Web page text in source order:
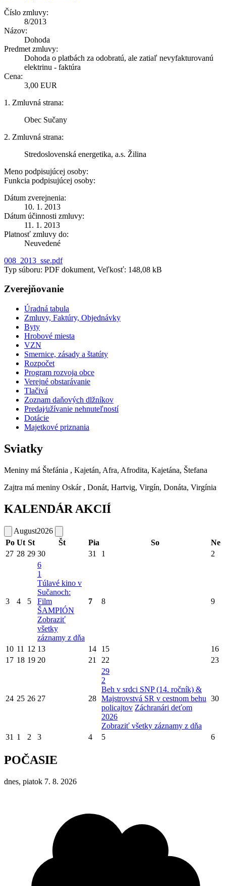
Číslo zmluvy:
8/2013
Názov:
Dohoda
Predmet zmluvy:
Dohoda o platbách za odobratú, ale zatiaľ nevyfakturovanú
elektrinu - faktúra
Cena:
3,00 EUR
1. Zmluvná strana:
Obec Sučany
2. Zmluvná strana:
Stredoslovenská energetika, a.s. Žilina
Meno podpisujúcej osoby:
Funkcia podpisujúcej osoby:
Dátum zverejnenia:
10. 1. 2013
Dátum účinnosti zmluvy:
11. 1. 2013
Platnosť zmluvy do:
Neuvedené
008_2013_sse.pdf
Typ súboru: PDF dokument, Veľkosť: 148,08 kB
Zverejňovanie
Úradná tabula
Zmluvy, Faktúry, Objednávky
Byty
Hrobové miesta
VZN
Smernice, zásady a štatúty
Rozpočet
Program rozvoja obce
Verejné obstarávanie
Tlačivá
Zoznam daňových dlžníkov
Predaj⁄užívanie nehnuteľností
Dotácie
Majetkové priznania
Sviatky
Meniny má Štefánia , Kajetán, Afra, Afrodita, Kajetána, Štefana
Zajtra má meniny Oskár , Donát, Hartvig, Virgín, Donáta, Virgínia
KALENDÁR AKCIÍ
August2026
Po Ut St Št Pia So
Ne
27 28 29 30 31 1 2
3 4 5
6
1
Túlavé kino v
Sučanoch:
Film
ŠAMPIÓN
Zobraziť
všetky
záznamy z dňa
7 8 9
10 11 12 13 14 15
16
17 18 19 20 21 22 23
24 25 26 27 28
29
2
Beh v srdci SNP (14. ročník) &
Majstrovstvá SR v cestnom behu
policajtov Záchranári deťom
2026
Zobraziť všetky záznamy z dňa
30
31 1 2 3 4 5 6
POČASIE
dnes, piatok 7. 8. 2026